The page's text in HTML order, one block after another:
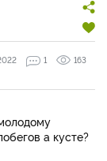
1 163
а кусте?